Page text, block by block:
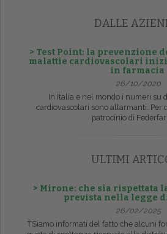
DALLE
> Test Point: la prevenzione
malattie cardiovascolari
in farmacia
26/10/2020
In Italia e nel mondo i numeri su
cardiovascolari sono allarmanti. Per
patrocinio di
ULTIMI
> Mirone: che sia rispettata
prevista nella legge
26/02/2025
ŤSiamo informati del fatto che alcuni